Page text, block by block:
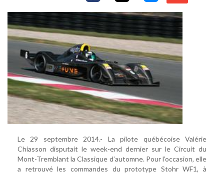
Le 29 septembre 2014.- La pilote québécoise Valérie
Chiasson disputait le week-end dernier sur le Circuit du
Mont-Tremblant la Classique d’automne. Pour l’occasion, elle
a retrouvé les commandes du prototype Stohr WF1, à